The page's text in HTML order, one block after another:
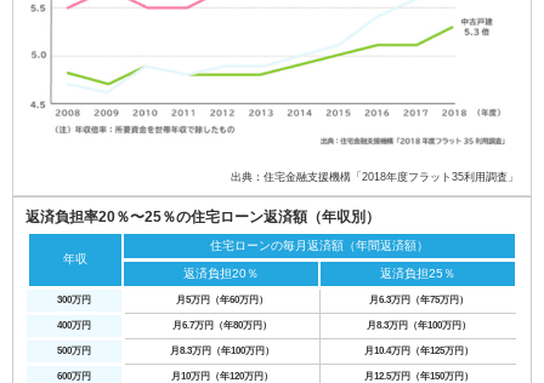
出典：住宅金融支援機構「2018年度フラット35利用調査」
返済負担率20％〜25％の住宅ローン返済額（年収別）
年収
住宅ローンの毎月返済額（年間返済額）
返済負担20％ 返済負担25％
300万円 月5万円（年60万円） 月6.3万円（年75万円）
400万円 月6.7万円（年80万円） 月8.3万円（年100万円）
500万円 月8.3万円（年100万円） 月10.4万円（年125万円）
600万円 月10万円（年120万円） 月12.5万円（年150万円）